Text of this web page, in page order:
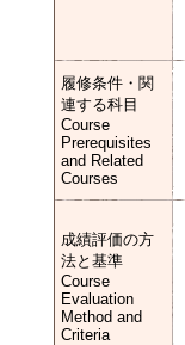
履修条件・関
連する科目
Course
Prerequisites
and Related
Courses
成績評価の方
法と基準
Course
Evaluation
Method and
Criteria